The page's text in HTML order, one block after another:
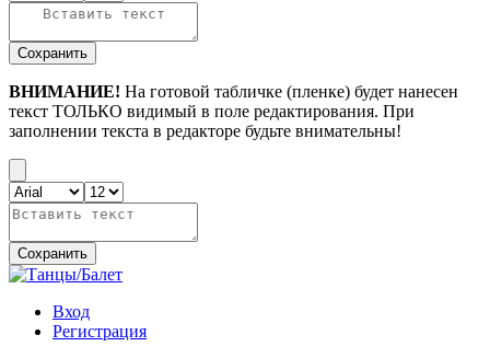
Сохранить
ВНИМАНИЕ! На готовой табличке (пленке) будет нанесен
текст ТОЛЬКО видимый в поле редактирования. При
заполнении текста в редакторе будьте внимательны!
Сохранить
Вход
Регистрация